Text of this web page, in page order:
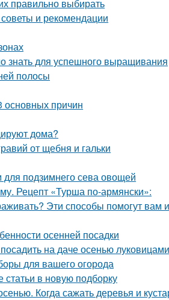
правильно выбирать
и рекомендации
знать для успешного выращивания
полосы
основных причин
дома?
от щебня и гальки
для подзимнего сева овощей
Рецепт «Турша по-армянски»:
Эти способы помогут вам
осенней посадки
на даче осенью
для вашего огорода
в новую подборку
Когда сажать деревья и